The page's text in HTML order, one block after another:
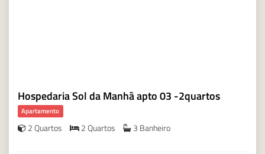
Hospedaria Sol da Manhã apto 03 -2quartos
Apartamento
2 Quartos 2 Quartos 3 Banheiro